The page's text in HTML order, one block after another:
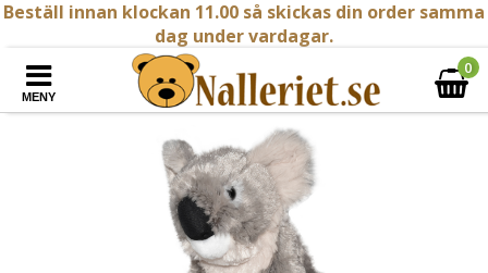
Beställ innan klockan 11.00 så skickas din order samma
dag under vardagar.
MENY
0